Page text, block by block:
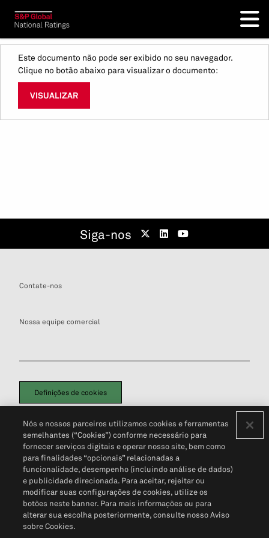
Este documento não pode ser exibido no seu navegador.
Clique no botão abaixo para visualizar o documento:
VISUALIZAR
Siga-nos
Contate-nos
Nossa equipe comercial
Definições de cookies
Política de PrivacidadePortal de privacidade do cliente (em inglês)
Não Venda Minhas Informações Pessoais© 2026 S&P Global
Nós e nossos parceiros utilizamos cookies e ferramentas
semelhantes (“Cookies”) conforme necessário para
fornecer serviços digitais e operar nosso site, bem como
para finalidades “opcionais” relacionadas a
funcionalidade, desempenho (incluindo análise de dados)
e publicidade direcionada. Para aceitar, rejeitar ou
modificar suas configurações de cookies, utilize os
botões neste banner. Para mais informações ou para
alterar sua escolha posteriormente, consulte nosso Aviso
sobre Cookies.